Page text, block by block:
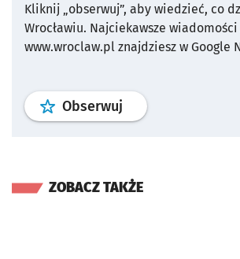
Kliknij „obserwuj”, aby wiedzieć, co
Wrocławiu. Najciekawsze wiadomości
www.wroclaw.pl znajdziesz w Google
Obserwuj profil
ZOBACZ TAKŻE